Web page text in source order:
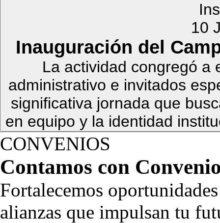
10
Inauguración del
La actividad congregó a
administrativo e invitados
significativa jornada que
en equipo y la identidad
CONVENIOS
Contamos con
Fortalecemos
alianzas que impulsan tu